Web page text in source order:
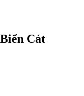
Cát